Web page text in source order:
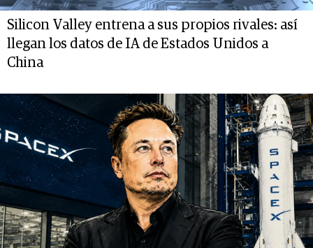
Silicon Valley entrena a sus propios rivales: así
llegan los datos de IA de Estados Unidos a
China